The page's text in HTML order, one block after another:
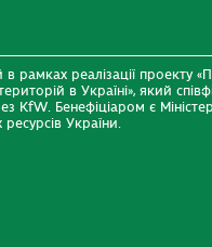
рамках реалізації проекту
в Україні», який
KfW. Бенефіціаром є
України.